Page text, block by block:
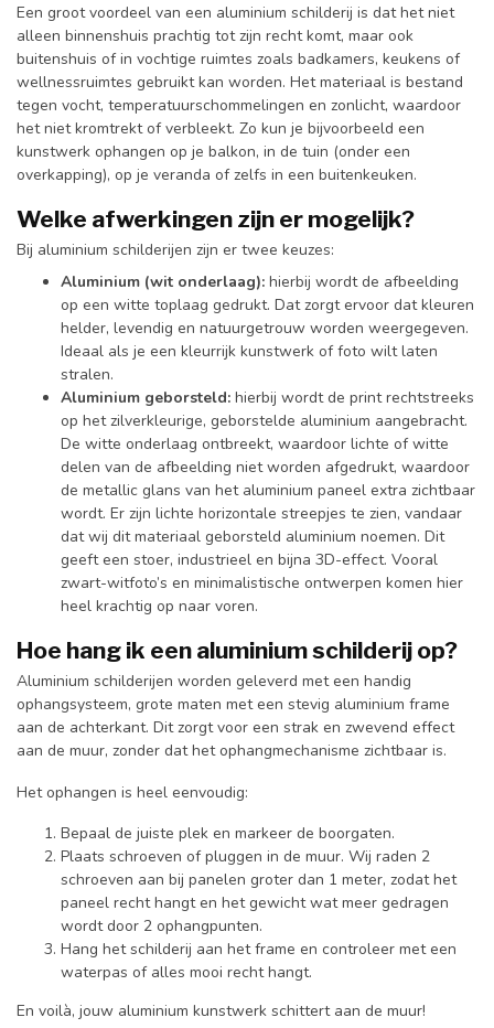
Een groot voordeel van een aluminium schilderij is dat het niet
alleen binnenshuis prachtig tot zijn recht komt, maar ook
buitenshuis of in vochtige ruimtes zoals badkamers, keukens of
wellnessruimtes gebruikt kan worden. Het materiaal is bestand
tegen vocht, temperatuurschommelingen en zonlicht, waardoor
het niet kromtrekt of verbleekt. Zo kun je bijvoorbeeld een
kunstwerk ophangen op je balkon, in de tuin (onder een
overkapping), op je veranda of zelfs in een buitenkeuken.
Welke afwerkingen zijn er mogelijk?
Bij aluminium schilderijen zijn er twee keuzes:
Aluminium (wit onderlaag): hierbij wordt de afbeelding
op een witte toplaag gedrukt. Dat zorgt ervoor dat kleuren
helder, levendig en natuurgetrouw worden weergegeven.
Ideaal als je een kleurrijk kunstwerk of foto wilt laten
stralen.
Aluminium geborsteld: hierbij wordt de print rechtstreeks
op het zilverkleurige, geborstelde aluminium aangebracht.
De witte onderlaag ontbreekt, waardoor lichte of witte
delen van de afbeelding niet worden afgedrukt, waardoor
de metallic glans van het aluminium paneel extra zichtbaar
wordt. Er zijn lichte horizontale streepjes te zien, vandaar
dat wij dit materiaal geborsteld aluminium noemen. Dit
geeft een stoer, industrieel en bijna 3D-effect. Vooral
zwart-witfoto’s en minimalistische ontwerpen komen hier
heel krachtig op naar voren.
Hoe hang ik een aluminium schilderij op?
Aluminium schilderijen worden geleverd met een handig
ophangsysteem, grote maten met een stevig aluminium frame
aan de achterkant. Dit zorgt voor een strak en zwevend effect
aan de muur, zonder dat het ophangmechanisme zichtbaar is.
Het ophangen is heel eenvoudig:
Bepaal de juiste plek en markeer de boorgaten.
Plaats schroeven of pluggen in de muur. Wij raden 2
schroeven aan bij panelen groter dan 1 meter, zodat het
paneel recht hangt en het gewicht wat meer gedragen
wordt door 2 ophangpunten.
Hang het schilderij aan het frame en controleer met een
waterpas of alles mooi recht hangt.
En voilà, jouw aluminium kunstwerk schittert aan de muur!